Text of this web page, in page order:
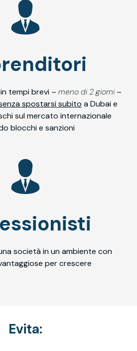
tempi brevi –meno di 2 giorni–
spostarsi subito a Dubai e
sul mercato internazionale
blocchi e sanzioni
società in un ambiente con
per crescere
Evita: